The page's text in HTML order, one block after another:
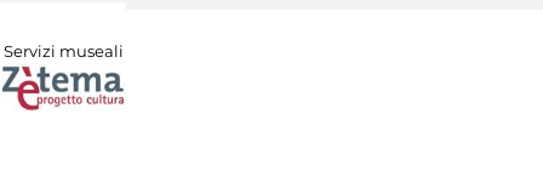
Servizi museali